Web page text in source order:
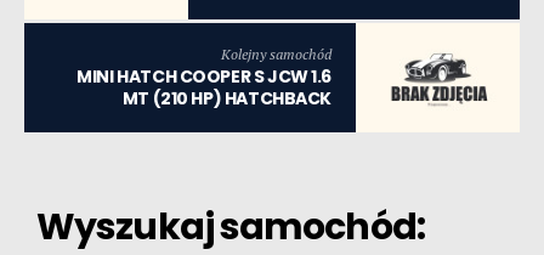
Kolejny samochód
MINI HATCH COOPER S JCW 1.6
MT (210 HP) HATCHBACK
Wyszukaj samochód: